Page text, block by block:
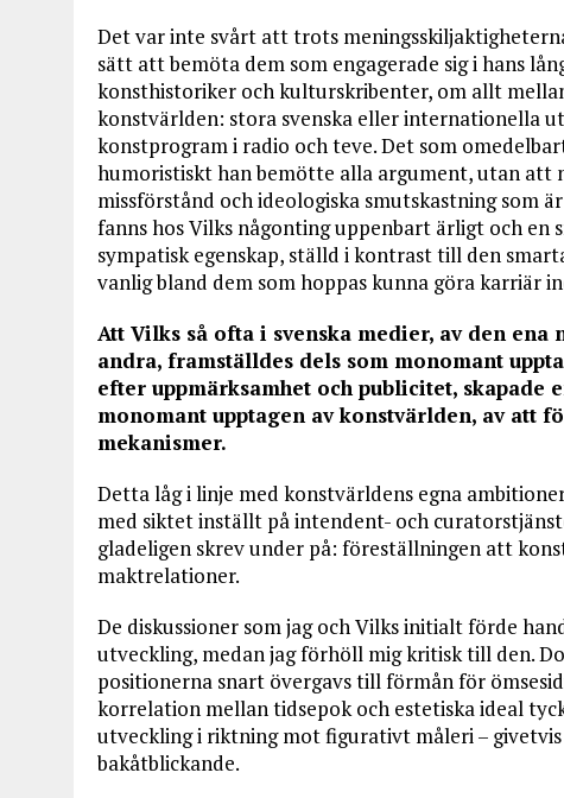
Det var inte svårt att trots
sätt att bemöta dem som engagerade sig i hans
konsthistoriker och kulturskribenter, om allt
konstvärlden: stora svenska eller internationella
konstprogram i radio och teve. Det som
humoristiskt han bemötte alla argument, utan att
missförstånd och ideologiska smutskastning som
fanns hos Vilks någonting uppenbart ärligt och en
sympatisk egenskap, ställd i kontrast till den
vanlig bland dem som hoppas kunna göra karriär
Att Vilks så ofta i svenska medier, av den
andra, framställdes dels som monomant
efter uppmärksamhet och publicitet,
monomant upptagen av konstvärlden, av att
mekanismer.
Detta låg i linje med konstvärldens egna
med siktet inställt på intendent- och
gladeligen skrev under på: föreställningen att
maktrelationer.
De diskussioner som jag och Vilks initialt förde
utveckling, medan jag förhöll mig kritisk till den.
positionerna snart övergavs till förmån för
korrelation mellan tidsepok och estetiska ideal
utveckling i riktning mot figurativt måleri –
bakåtblickande.